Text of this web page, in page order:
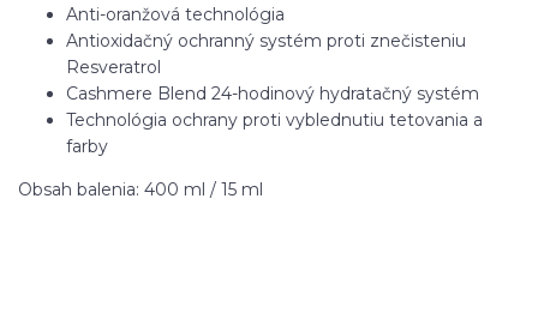
Anti-oranžová technológia
Antioxidačný ochranný systém proti znečisteniu
Resveratrol
Cashmere Blend 24-hodinový hydratačný systém
Technológia ochrany proti vyblednutiu tetovania a
farby
Obsah balenia: 400 ml / 15 ml